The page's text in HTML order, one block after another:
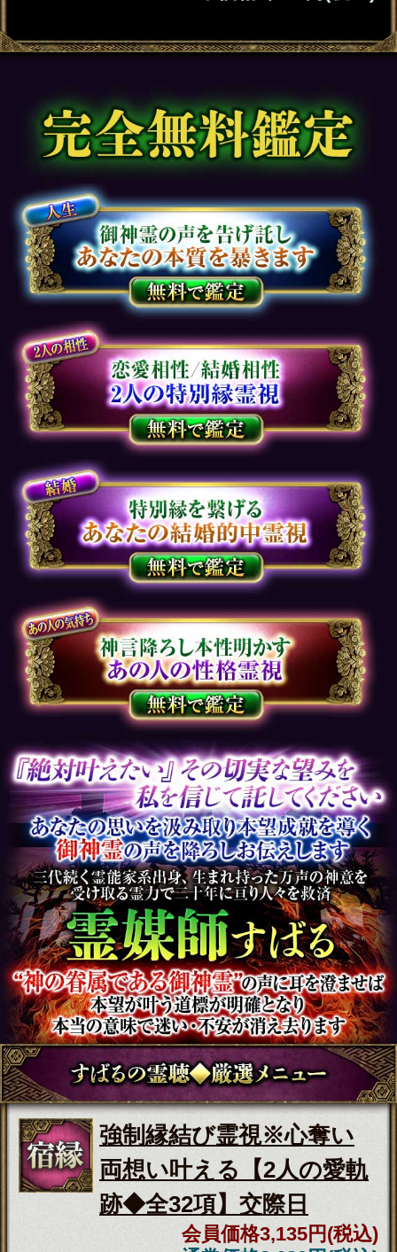
札】心の奥底視抜く◆魂唯タロット
ダウジング｜英国認定◆プロ25年“運命ビ
タ当て”マリーの高精度鑑定
「うらなえる」について
利用規約
特定商取引法に基づく表記
免責事項
プライバシーポリシー
占い師一覧
運営会社
メルマガ配信解除
よくある質問
お問い合わせ
(C) Telsys Network CO.,LTD.